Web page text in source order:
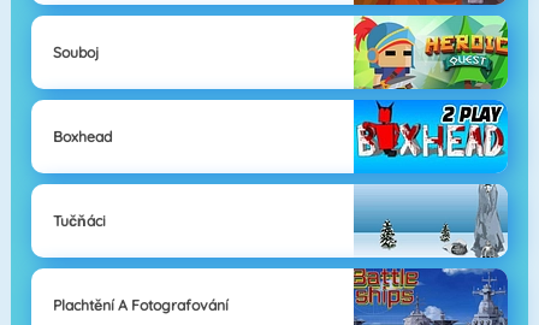
Souboj
Boxhead
Tučňáci
Plachtění A Fotografování